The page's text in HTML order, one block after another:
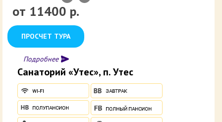
Санаторий «Утес», п. Утес
11400 р.
ПРОСЧЕТ ТУРА
Подробнее